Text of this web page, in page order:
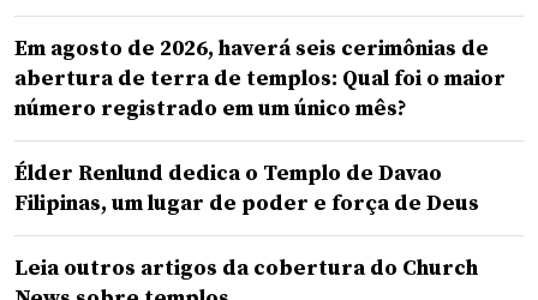
Em agosto de 2026, haverá seis cerimônias de
abertura de terra de templos: Qual foi o maior
número registrado em um único mês?
Élder Renlund dedica o Templo de Davao
Filipinas, um lugar de poder e força de Deus
Leia outros artigos da cobertura do Church